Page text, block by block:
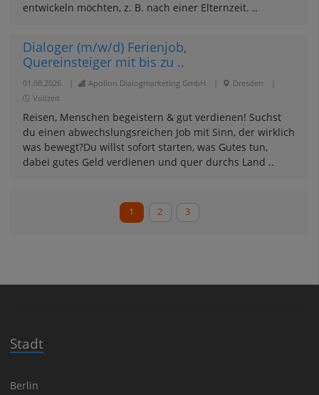
entwickeln möchten, z. B. nach einer Elternzeit. ..
Dialoger (m/w/d) Ferienjob,
Quereinsteiger mit bis zu ..
01.08.2026 Apollon Dialogmarketing GmbH Dresden
Vollzeit
Reisen, Menschen begeistern & gut verdienen! Suchst
du einen abwechslungsreichen Job mit Sinn, der wirklich
was bewegt?Du willst sofort starten, was Gutes tun,
dabei gutes Geld verdienen und quer durchs Land ..
1 2 3
Stadt
Berlin